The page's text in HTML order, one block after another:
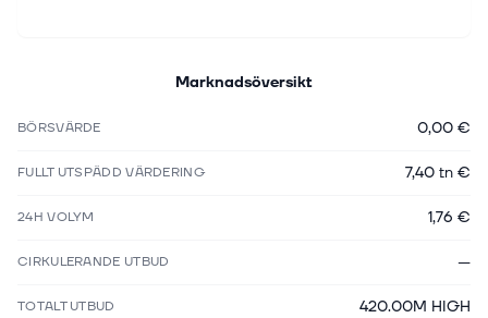
Marknadsöversikt
BÖRSVÄRDE 0,00 €
FULLT UTSPÄDD VÄRDERING 7,40 tn €
24H VOLYM 1,76 €
CIRKULERANDE UTBUD —
TOTALT UTBUD 420.00M HIGH